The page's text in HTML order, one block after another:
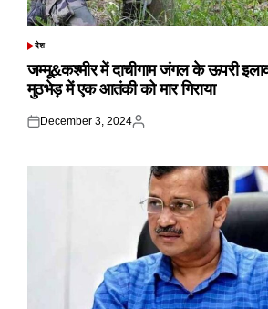
POSTED
देश
जम्मू&कश्मीर में दाचीगाम जंगल के ऊपरी
मुठभेड़ में एक आतंकी को मार गिराया
Posted
December 3, 2024
Posted